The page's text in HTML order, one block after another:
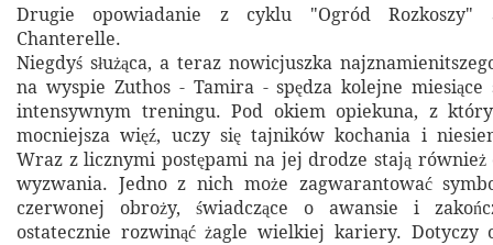
Drugie opowiadanie z cyklu "Ogród Rozkoszy"
Chanterelle.
Niegdyś służąca, a teraz nowicjuszka
na wyspie Zuthos - Tamira - spędza kolejne miesiące
intensywnym treningu. Pod okiem opiekuna, z
mocniejsza więź, uczy się tajników kochania i
Wraz z licznymi postępami na jej drodze stają
wyzwania. Jedno z nich może zagwarantować
czerwonej obroży, świadczące o awansie i
ostatecznie rozwinąć żagle wielkiej kariery. Dotyczy